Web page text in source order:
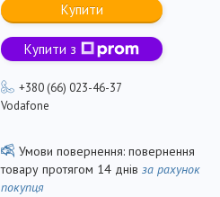
Купити
Купити з
+380 (66) 023-46-37
Vodafone
повернення
товару протягом 14 днів за рахунок
покупця